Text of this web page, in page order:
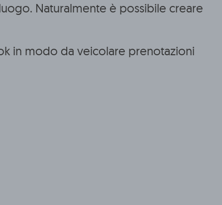
Naturalmente è possibile creare
in modo da veicolare prenotazioni